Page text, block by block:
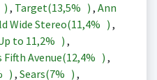
) , Target(13,5% ) , Ann
Wide Stereo(11,4% ) ,
to 11,2% ) ,
Fifth Avenue(12,4% ) ,
) , Sears(7% ) ,